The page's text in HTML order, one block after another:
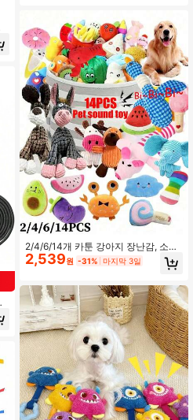
2/4/6/14개 카툰 강아지 장난감, 소형
견용 인터랙티브 삑삑이 장난감, 씹는
것을 좋아하는 반려동물을 위한 씹고
2,539원 -31% 마지막 3일